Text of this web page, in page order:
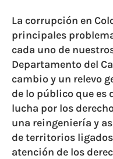
La corrupción en
principales
cada uno de
Departamento del
cambio y un relevo
de lo público que es
lucha por los
una reingeniería y
de territorios
atención de los